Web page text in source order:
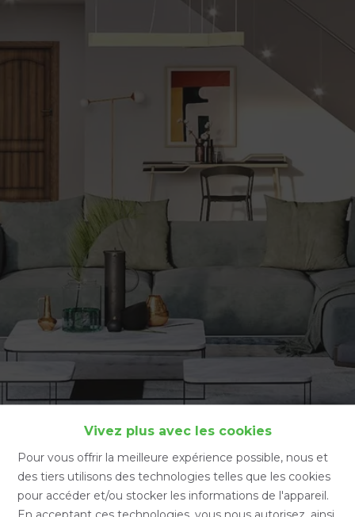
Vivez plus avec les cookies
Pour vous offrir la meilleure expérience possible, nous et
des tiers utilisons des technologies telles que les cookies
pour accéder et/ou stocker les informations de l'appareil.
Accueil